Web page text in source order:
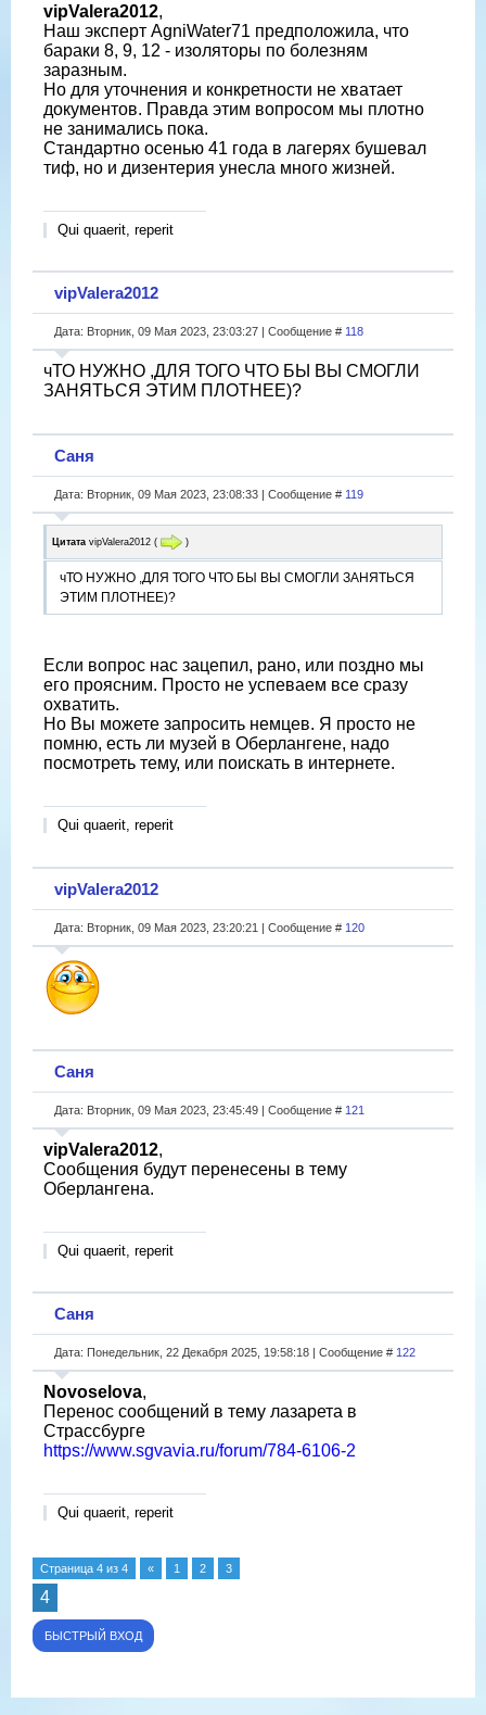
vipValera2012,
Наш эксперт AgniWater71 предположила, что
бараки 8, 9, 12 - изоляторы по болезням
заразным.
Но для уточнения и конкретности не хватает
документов. Правда этим вопросом мы плотно
не занимались пока.
Стандартно осенью 41 года в лагерях бушевал
тиф, но и дизентерия унесла много жизней.
Qui quaerit, reperit
vipValera2012
Дата: Вторник, 09 Мая 2023, 23:03:27 | Сообщение # 118
чТО НУЖНО ,ДЛЯ ТОГО ЧТО БЫ ВЫ СМОГЛИ
ЗАНЯТЬСЯ ЭТИМ ПЛОТНЕЕ)?
Саня
Дата: Вторник, 09 Мая 2023, 23:08:33 | Сообщение # 119
Цитата vipValera2012 ( )
чТО НУЖНО ,ДЛЯ ТОГО ЧТО БЫ ВЫ СМОГЛИ ЗАНЯТЬСЯ
ЭТИМ ПЛОТНЕЕ)?
Если вопрос нас зацепил, рано, или поздно мы
его проясним. Просто не успеваем все сразу
охватить.
Но Вы можете запросить немцев. Я просто не
помню, есть ли музей в Оберлангене, надо
посмотреть тему, или поискать в интернете.
Qui quaerit, reperit
vipValera2012
Дата: Вторник, 09 Мая 2023, 23:20:21 | Сообщение # 120
Саня
Дата: Вторник, 09 Мая 2023, 23:45:49 | Сообщение # 121
vipValera2012,
Сообщения будут перенесены в тему
Оберлангена.
Qui quaerit, reperit
Саня
Дата: Понедельник, 22 Декабря 2025, 19:58:18 | Сообщение # 122
Novoselova,
Перенос сообщений в тему лазарета в
Страссбурге
https://www.sgvavia.ru/forum/784-6106-2
Qui quaerit, reperit
Страница 4 из 4 « 1 2 3
4